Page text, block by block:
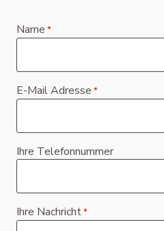
Name *
E-Mail Adresse *
Ihre Telefonnummer
Ihre Nachricht*